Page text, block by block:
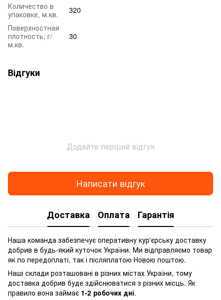
Количество в
упаковке, м.кв.
320
Поверхностная
плотность, г/
м.кв.
30
Відгуки
Додайте перший відгук
Написати відгук
Доставка Оплата Гарантія
Наша команда забезпечує оперативну кур'єрську доставку
добрив в будь-який куточок України. Ми відправляємо товар
як по передоплаті, так і післяплатою Новою поштою.
Наші склади розташовані в різних містах України, тому
доставка добрив буде здійснюватися з різних місць. Як
правило вона займає 1-2 робочих дні.